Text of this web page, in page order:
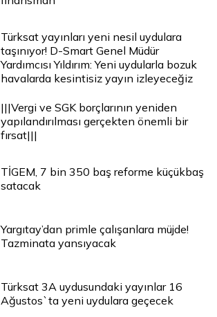
Türksat yayınları yeni nesil uydulara
taşınıyor! D-Smart Genel Müdür
Yardımcısı Yıldırım: Yeni uydularla bozuk
havalarda kesintisiz yayın izleyeceğiz
|||Vergi ve SGK borçlarının yeniden
yapılandırılması gerçekten önemli bir
fırsat|||
TİGEM, 7 bin 350 baş reforme küçükbaş
satacak
Yargıtay’dan primle çalışanlara müjde!
Tazminata yansıyacak
Türksat 3A uydusundaki yayınlar 16
Ağustos`ta yeni uydulara geçecek